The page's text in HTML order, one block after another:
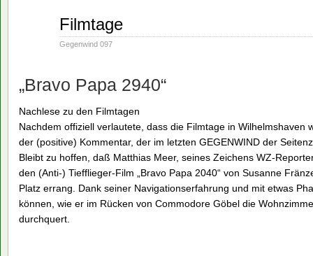
Filmtage
Gegenwind 097
„Bravo Papa 2940“
Nachlese zu den Filmtagen
Nachdem offiziell verlautete, dass die Filmtage in Wilhelmshaven
der (positive) Kommentar, der im letzten GEGENWIND der
Bleibt zu hoffen, daß Matthias Meer, seines Zeichens WZ-
den (Anti-) Tiefflieger-Film „Bravo Papa 2040“ von Susanne
Platz errang. Dank seiner Navigationserfahrung und mit etwas
können, wie er im Rücken von Commodore Göbel die
durchquert.